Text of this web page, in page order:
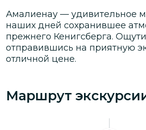
Амалиенау — удивительное
наших дней сохранившее
прежнего Кенигсберга.
отправившись на приятную
отличной цене.
Маршрут